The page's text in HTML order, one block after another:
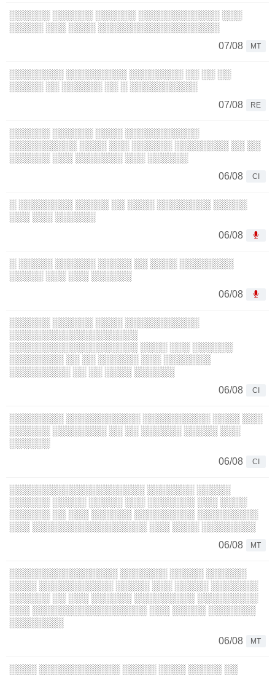
░░░░░░ ░░░░░░ ░░░░░░ ░░░░░░░░░░░░ ░░░
░░░░░ ░░░ ░░░░ ░░░░░░░░░░░░░░░░░░
07/08
MT
░░░░░░░░ ░░░░░░░░░ ░░░░░░░░ ░░ ░░ ░░
░░░░░ ░░ ░░░░░░ ░░ ░ ░░░░░░░░░░
07/08
RE
░░░░░░ ░░░░░░ ░░░░ ░░░░░░░░░░░
░░░░░░░░░░ ░░░░ ░░░ ░░░░░░ ░░░░░░░░ ░░ ░░
░░░░░░ ░░░ ░░░░░░░ ░░░ ░░░░░░
06/08
CI
░ ░░░░░░░░ ░░░░░ ░░ ░░░░ ░░░░░░░░ ░░░░░
░░░ ░░░ ░░░░░░
06/08
░ ░░░░░ ░░░░░░ ░░░░░ ░░ ░░░░ ░░░░░░░░
░░░░░ ░░░ ░░░ ░░░░░░
06/08
░░░░░░ ░░░░░░ ░░░░ ░░░░░░░░░░░
░░░░░░░░░░░░░░░░░░░
░░░░░░░░░░░░░░░░░░░ ░░░░ ░░░ ░░░░░░
░░░░░░░░ ░░ ░░ ░░░░░░ ░░░ ░░░░░░░
░░░░░░░░░ ░░ ░░ ░░░░ ░░░░░░
06/08
CI
░░░░░░░░ ░░░░░░░░░░░ ░░░░░░░░░░ ░░░░ ░░░
░░░░░░ ░░░░░░░░ ░░ ░░ ░░░░░░ ░░░░░ ░░░
░░░░░░
06/08
CI
░░░░░░░░░░░░░░░░░░░░ ░░░░░░░ ░░░░░
░░░░░░ ░░░░░ ░░░░░ ░░░ ░░░░░░░ ░░░ ░░░░
░░░░░░ ░░ ░░░ ░░░░░░ ░░░░░░░░░ ░░░░░░░░░
░░░ ░░░░░░░░░░░░░░░░░ ░░░ ░░░░ ░░░░░░░░
06/08
MT
░░░░░░░░░░░░░░░░ ░░░░░░░ ░░░░░ ░░░░░░
░░░░ ░░░░░░░░░░░ ░░░░░ ░░░ ░░░░░ ░░░░░░░
░░░░░░ ░░ ░░░ ░░░░░░ ░░░░░░░░░ ░░░░░░░░░
░░░ ░░░░░░░░░░░░░░░░░ ░░░ ░░░░░ ░░░░░░░
░░░░░░░░
06/08
MT
░░░░ ░░░░░░░░░░░░ ░░░░░ ░░░░ ░░░░░ ░░